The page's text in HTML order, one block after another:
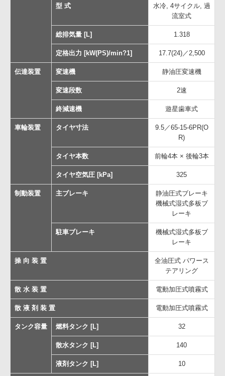
型 式
水冷, 4サイクル, 過
流室式
総排気量 [L] 1.318
定格出力 [kW(PS)/min?1] 17.7(24)／2,500
伝達装置 変速機 静油圧変速機
変速段数 2速
終減速機 遊星歯車式
車輪装置 タイヤ寸法
9.5／65-15-6PR(O
R)
タイヤ本数 前輪4本 × 後輪3本
タイヤ空気圧 [kPa] 325
制動装置 主ブレーキ
静油圧式ブレーキ
機械式湿式多板ブ
レーキ
駐車ブレーキ
機械式湿式多板ブ
レーキ
操 向 装 置
全油圧式 パワース
テアリング
散 水 装 置 電動加圧式噴霧式
散 液 剤 装 置 電動加圧式噴霧式
タンク容量 燃料タンク [L] 32
散水タンク [L] 140
液剤タンク [L] 10